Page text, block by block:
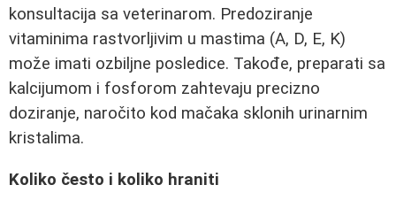
konsultacija sa veterinarom. Predoziranje
vitaminima rastvorljivim u mastima (A, D, E, K)
može imati ozbiljne posledice. Takođe, preparati sa
kalcijumom i fosforom zahtevaju precizno
doziranje, naročito kod mačaka sklonih urinarnim
kristalima.
Koliko često i koliko hraniti